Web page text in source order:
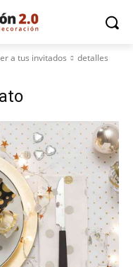
a tus invitados
detalles